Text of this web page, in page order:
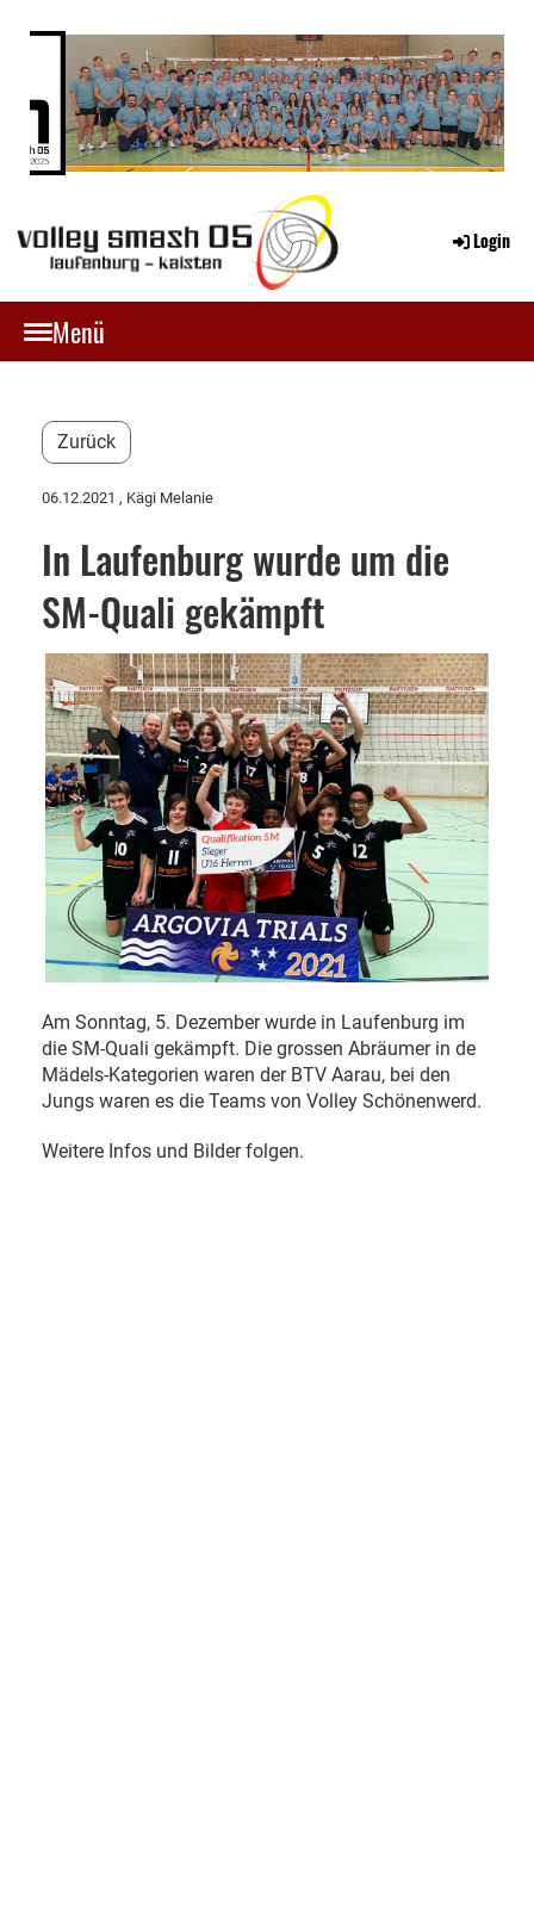
Login
Menü
Zurück
06.12.2021 , Kägi Melanie
In Laufenburg wurde um die
SM-Quali gekämpft
Am Sonntag, 5. Dezember wurde in Laufenburg im
die SM-Quali gekämpft. Die grossen Abräumer in de
Mädels-Kategorien waren der BTV Aarau, bei den
Jungs waren es die Teams von Volley Schönenwerd.
Weitere Infos und Bilder folgen.